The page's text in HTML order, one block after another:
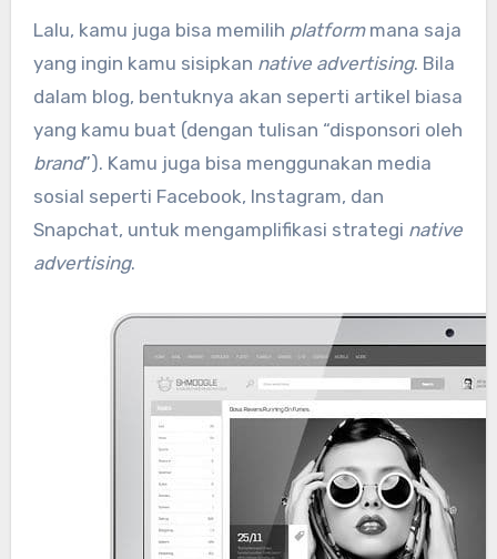
Lalu, kamu juga bisa memilih platformmana saja
yang ingin kamu sisipkan native advertising. Bila
dalam blog, bentuknya akan seperti artikel biasa
yang kamu buat (dengan tulisan “disponsori oleh
brand”). Kamu juga bisa menggunakan media
sosial seperti Facebook, Instagram, dan
Snapchat, untuk mengamplifikasi strategi native
advertising.